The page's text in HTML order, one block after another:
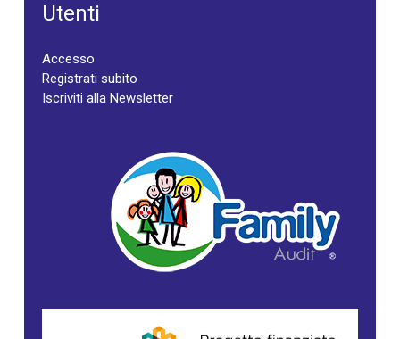
Utenti
Accesso
Registrati subito
Iscriviti alla Newsletter